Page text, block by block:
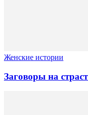
Женские истории
Заговоры на